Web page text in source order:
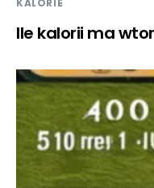
Ile kalorii ma